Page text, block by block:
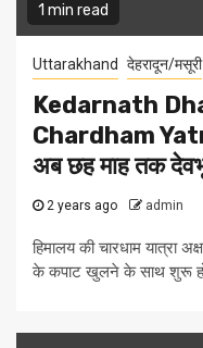
1 min read
Uttarakhand देहरादून/मसूरी
Kedarnath
Chardham
अब छह माह तक
2 years ago admin
हिमालय की चारधाम यात्रा
के कपाट खुलने के साथ शुरू